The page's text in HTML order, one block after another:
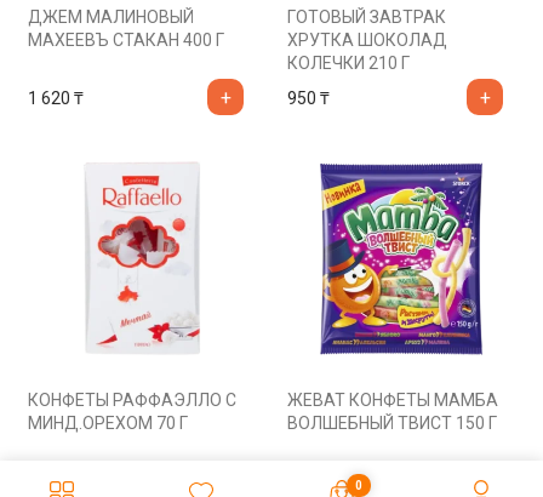
ДЖЕМ МАЛИНОВЫЙ
МАХЕЕВЪ СТАКАН 400 Г
1 620 ₸
ГОТОВЫЙ ЗАВТРАК
ХРУТКА ШОКОЛАД
КОЛЕЧКИ 210 Г
950 ₸
КОНФЕТЫ РАФФАЭЛЛО С
МИНД.ОРЕХОМ 70 Г
1 360
ЖЕВАТ КОНФЕТЫ МАМБА
ВОЛШЕБНЫЙ ТВИСТ 150 Г
₸ 0